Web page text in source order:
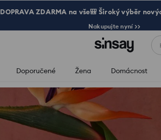
DOPRAVA ZDARMA na vše🎒 Široký výběr
Nakupujte nyní >>
Doporučené Žena Domácnost